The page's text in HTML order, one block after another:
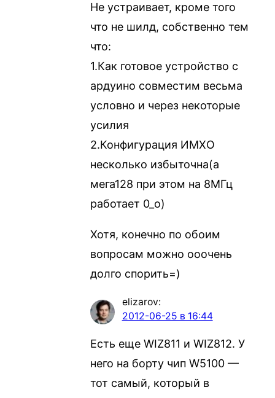
Не устраивает, кроме того
что не шилд, собственно тем
что:
1.Как готовое устройство с
ардуино совместим весьма
условно и через некоторые
усилия
2.Конфигурация ИМХО
несколько избыточна(а
мега128 при этом на 8МГц
работает 0_о)
Хотя, конечно по обоим
вопросам можно ооочень
долго спорить=)
elizarov:
2012-06-25 в 16:44
Есть еще WIZ811 и WIZ812. У
него на борту чип W5100 —
тот самый, который в